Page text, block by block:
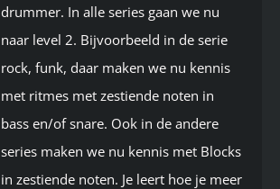
drummer. In alle series gaan we nu
naar level 2. Bijvoorbeeld in de serie
rock, funk, daar maken we nu kennis
met ritmes met zestiende noten in
bass en/of snare. Ook in de andere
series maken we nu kennis met Blocks
in zestiende noten. Je leert hoe je meer